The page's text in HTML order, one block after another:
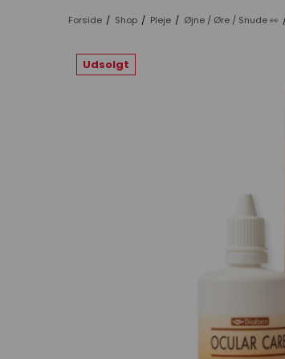
Forside / Shop / Pleje / Øjne / Øre / Snude 👀
Udsolgt